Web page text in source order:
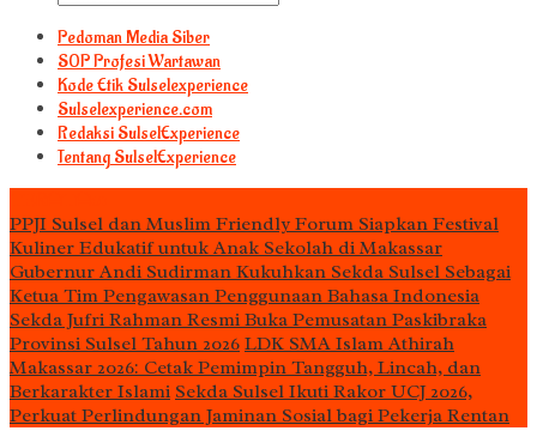
Pedoman Media Siber
S0P Profesi Wartawan
Kode Etik Sulselexperience
Sulselexperience.com
Redaksi SulselExperience
Tentang SulselExperience
PPJI Sulsel dan Muslim Friendly Forum Siapkan Festival
Kuliner Edukatif untuk Anak Sekolah di Makassar
Gubernur Andi Sudirman Kukuhkan Sekda Sulsel Sebagai
Ketua Tim Pengawasan Penggunaan Bahasa Indonesia
Sekda Jufri Rahman Resmi Buka Pemusatan Paskibraka
Provinsi Sulsel Tahun 2026 LDK SMA Islam Athirah
Makassar 2026: Cetak Pemimpin Tangguh, Lincah, dan
Berkarakter Islami Sekda Sulsel Ikuti Rakor UCJ 2026,
Perkuat Perlindungan Jaminan Sosial bagi Pekerja Rentan